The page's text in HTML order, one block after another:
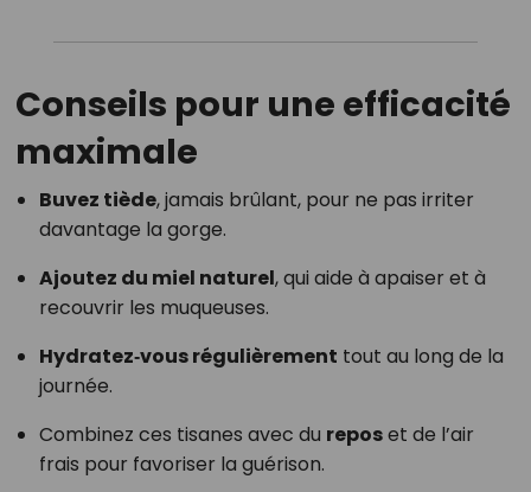
Conseils pour une efficacité
maximale
Buvez tiède, jamais brûlant, pour ne pas irriter
davantage la gorge.
Ajoutez du miel naturel, qui aide à apaiser et à
recouvrir les muqueuses.
Hydratez‑vous régulièrement tout au long de la
journée.
Combinez ces tisanes avec du reposet de l’air
frais pour favoriser la guérison.